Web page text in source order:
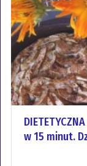
w 15 minut.